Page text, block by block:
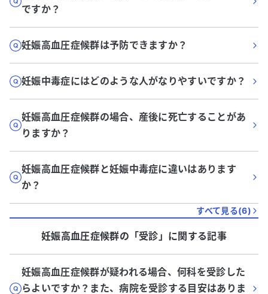
ですか？
妊娠高血圧症候群は予防できますか？
妊娠中毒症にはどのような人がなりやすいですか？
妊娠高血圧症候群の場合、産後に死亡することがあ
りますか？
妊娠高血圧症候群と妊娠中毒症に違いはあります
か？
すべて見る(6)
妊娠高血圧症候群の「受診 」に関する記事
妊娠高血圧症候群が疑われる場合、何科を受診した
らよいですか？また、病院を受診する目安はありま